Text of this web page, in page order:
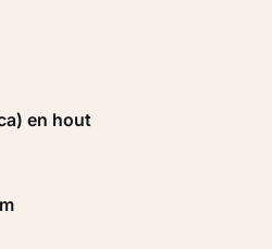
en hout